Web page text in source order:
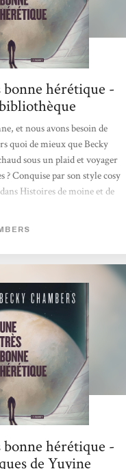
bonne hérétique -
et nous avons besoin de
quoi de mieux que Becky
sous un plaid et voyager
? Conquise par son style cosy
Histoires de moine et de
mettant en scène des
dans un décor
Et que d'émotions au
Une fois de plus, l'autrice
avec finesse et sensibilité,
dans les doutes, les
de femmes diverses et
bonne hérétique -
de Yuyine